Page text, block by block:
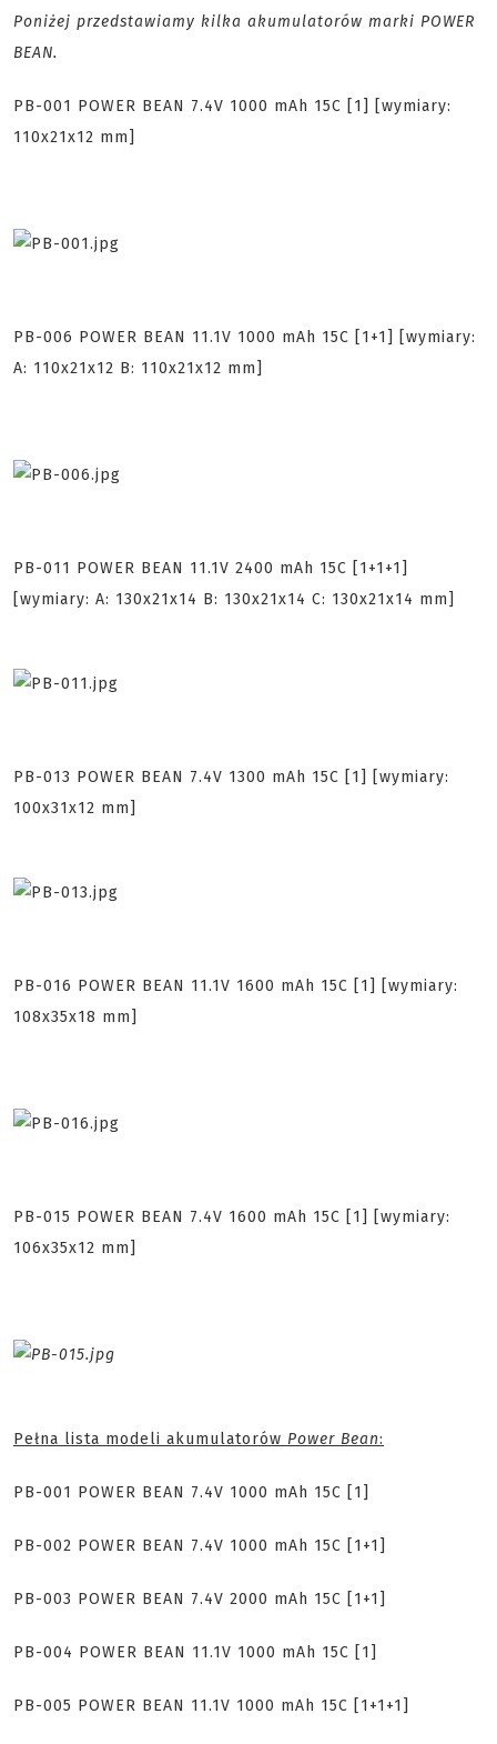
Poniżej przedstawiamy kilka akumulatorów marki POWER
BEAN.
PB-001 POWER BEAN 7.4V 1000 mAh 15C [1] [wymiary:
110x21x12 mm]
PB-006 POWER BEAN 11.1V 1000 mAh 15C [1+1] [wymiary:
A: 110x21x12 B: 110x21x12 mm]
PB-011 POWER BEAN 11.1V 2400 mAh 15C [1+1+1]
[wymiary: A: 130x21x14 B: 130x21x14 C: 130x21x14 mm]
PB-013 POWER BEAN 7.4V 1300 mAh 15C [1] [wymiary:
100x31x12 mm]
PB-016 POWER BEAN 11.1V 1600 mAh 15C [1] [wymiary:
108x35x18 mm]
PB-015 POWER BEAN 7.4V 1600 mAh 15C [1] [wymiary:
106x35x12 mm]
Pełna lista modeli akumulatorów Power Bean:
PB-001 POWER BEAN 7.4V 1000 mAh 15C [1]
PB-002 POWER BEAN 7.4V 1000 mAh 15C [1+1]
PB-003 POWER BEAN 7.4V 2000 mAh 15C [1+1]
PB-004 POWER BEAN 11.1V 1000 mAh 15C [1]
PB-005 POWER BEAN 11.1V 1000 mAh 15C [1+1+1]